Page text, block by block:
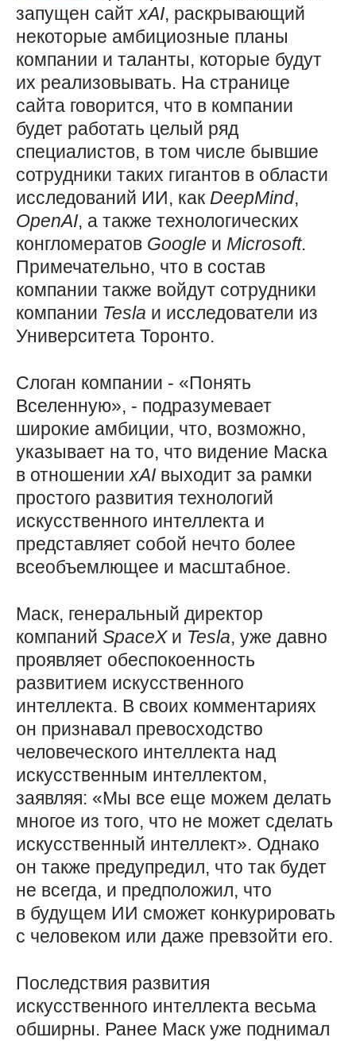
запущен сайт xAI, раскрывающий
некоторые амбициозные планы
компании и таланты, которые будут
их реализовывать. На странице
сайта говорится, что в компании
будет работать целый ряд
специалистов, в том числе бывшие
сотрудники таких гигантов в области
исследований ИИ, как DeepMind,
OpenAI, а также технологических
конгломератов Google и Microsoft.
Примечательно, что в состав
компании также войдут сотрудники
компании Tesla и исследователи из
Университета Торонто.
Слоган компании - «Понять
Вселенную», - подразумевает
широкие амбиции, что, возможно,
указывает на то, что видение Маска
в отношении xAI выходит за рамки
простого развития технологий
искусственного интеллекта и
представляет собой нечто более
всеобъемлющее и масштабное.
Маск, генеральный директор
компаний SpaceX и Tesla, уже давно
проявляет обеспокоенность
развитием искусственного
интеллекта. В своих комментариях
он признавал превосходство
человеческого интеллекта над
искусственным интеллектом,
заявляя: «Мы все еще можем делать
многое из того, что не может сделать
искусственный интеллект». Однако
он также предупредил, что так будет
не всегда, и предположил, что
в будущем ИИ сможет конкурировать
с человеком или даже превзойти его.
Последствия развития
искусственного интеллекта весьма
обширны. Ранее Маск уже поднимал